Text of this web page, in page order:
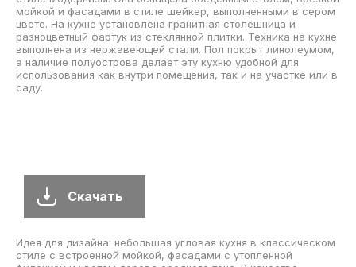
стиле неоклассика (современная классика) с
полувстраиваемой мойкой (с передним бортиком),